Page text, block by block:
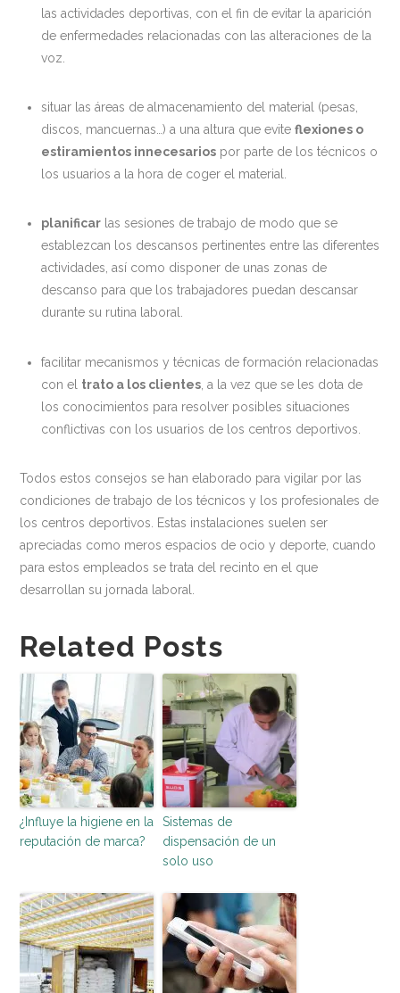
las actividades deportivas, con el fin de evitar la aparición
de enfermedades relacionadas con las alteraciones de la
voz.
situar las áreas de almacenamiento del material (pesas,
discos, mancuernas…) a una altura que evite flexiones o
estiramientos innecesariospor parte de los técnicos o
los usuarios a la hora de coger el material.
planificarlas sesiones de trabajo de modo que se
establezcan los descansos pertinentes entre las diferentes
actividades, así como disponer de unas zonas de
descanso para que los trabajadores puedan descansar
durante su rutina laboral.
facilitar mecanismos y técnicas de formación relacionadas
con el trato a los clientes, a la vez que se les dota de
los conocimientos para resolver posibles situaciones
conflictivas con los usuarios de los centros deportivos.
Todos estos consejos se han elaborado para vigilar por las
condiciones de trabajo de los técnicos y los profesionales de
los centros deportivos. Estas instalaciones suelen ser
apreciadas como meros espacios de ocio y deporte, cuando
para estos empleados se trata del recinto en el que
desarrollan su jornada laboral.
Related Posts
¿Influye la higiene en la
reputación de marca?
Sistemas de
dispensación de un
solo uso